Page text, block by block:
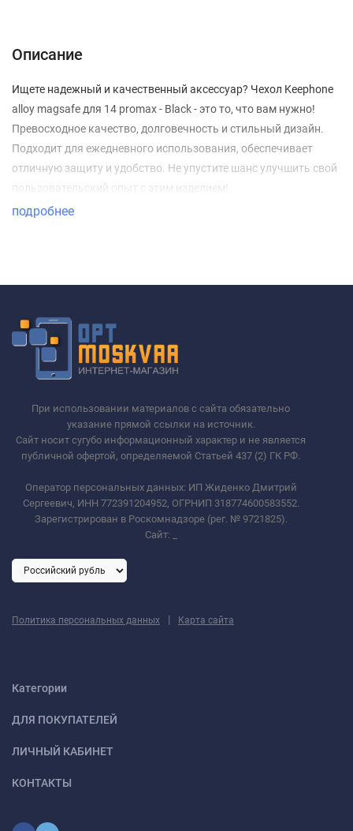
Описание
Ищете надежный и качественный аксессуар? Чехол Keephone
alloy magsafe для 14 promax - Black - это то, что вам нужно!
Превосходное качество, долговечность и стильный дизайн.
Подходит для ежедневного использования, обеспечивает
отличную защиту и удобство. Не упустите шанс улучшить свой
пользовательский опыт с этим изделием!
подробнее
При использовании материалов с сайта обязательно
указание прямой ссылки на источник.
Сайт носит сугубо информационный характер и не является
публичной офертой, определяемой Статьей 437 (2) ГК РФ.
Оператор персональных данных: ИП Жиденко Дмитрий
Сергеевич, ИНН 772391204952, ОГРНИП 318774600583552.
Зарегистрирован в Роскомнадзоре (рег. № 9721825).
Сайт:
Политика персональных данных | Карта сайта
Категории
ДЛЯ ПОКУПАТЕЛЕЙ
ЛИЧНЫЙ КАБИНЕТ
КОНТАКТЫ